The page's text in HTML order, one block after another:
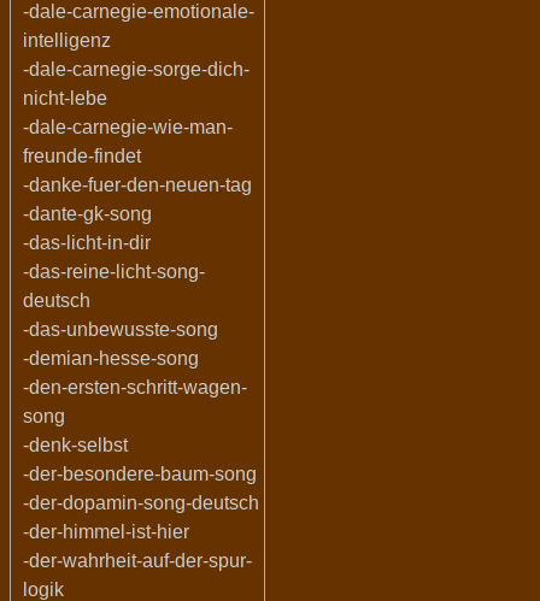
-dale-carnegie-emotionale-
intelligenz
-dale-carnegie-sorge-dich-
nicht-lebe
-dale-carnegie-wie-man-
freunde-findet
-danke-fuer-den-neuen-tag
-dante-gk-song
-das-licht-in-dir
-das-reine-licht-song-
deutsch
-das-unbewusste-song
-demian-hesse-song
-den-ersten-schritt-wagen-
song
-denk-selbst
-der-besondere-baum-song
-der-dopamin-song-deutsch
-der-himmel-ist-hier
-der-wahrheit-auf-der-spur-
logik